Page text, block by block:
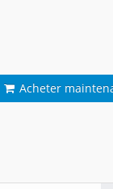
Acheter